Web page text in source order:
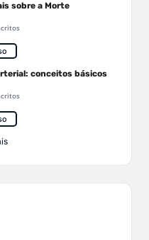
sobre a Morte
conceitos básicos